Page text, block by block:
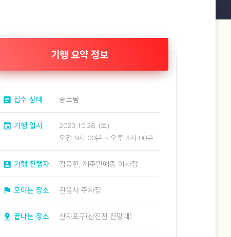
기행 요약 정보
assignment 접수 상태 종료됨
event 기행 일시
2023.10.28. (토)
오전 9시 00분 ~ 오후 3시 00분
account_box 기행 진행자 김동현, 제주민예총 이사장
flag 모이는 장소 관음사 주차장
pin_drop 끝나는 장소 산지포구(산진천 전망대)